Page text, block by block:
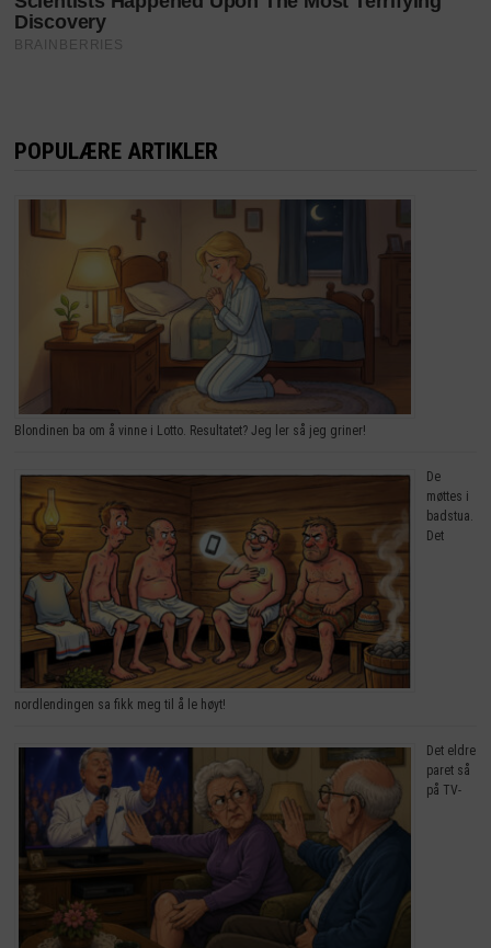
POPULÆRE ARTIKLER
Blondinen ba om å vinne i Lotto. Resultatet? Jeg ler så jeg griner!
De
møttes i
badstua.
Det
nordlendingen sa fikk meg til å le høyt!
Det eldre
paret så
på TV-